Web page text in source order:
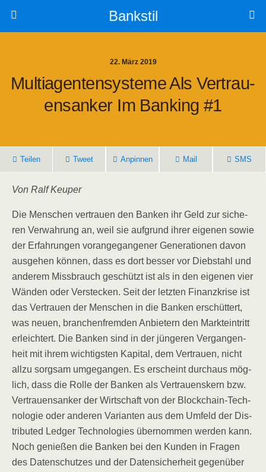
Bankstil
22. März 2019
Mul­ti­agen­ten­sys­te­me Als Ver­trau­
Ens­an­ker Im Ban­king #1
Tei­len Tweet Anpin­nen Mail SMS
Von Ralf Keuper
Die Men­schen ver­trau­en den Ban­ken ihr Geld zur siche­
ren Ver­wah­rung an, weil sie auf­grund ihrer eige­nen sowie
der Erfah­run­gen vor­an­ge­gan­ge­ner Gene­ra­tio­nen davon
aus­ge­hen kön­nen, dass es dort bes­ser vor Dieb­stahl und
ande­rem Miss­brauch geschützt ist als in den eige­nen vier
Wän­den oder Ver­ste­cken. Seit der letz­ten Finanz­kri­se ist
das Ver­trau­en der Men­schen in die Ban­ken erschüt­tert,
was neu­en, bran­chen­frem­den Anbie­tern den Markt­ein­tritt
erleich­tert. Die Ban­ken sind in der jün­ge­ren Ver­gan­gen­
heit mit ihrem wich­tigs­ten Kapi­tal, dem Ver­trau­en, nicht
all­zu sorg­sam umge­gan­gen. Es erscheint durch­aus mög­
lich, dass die Rol­le der Ban­ken als Ver­trau­ens­kern bzw.
Ver­trau­ens­an­ker der Wirt­schaft von der Block­chain-Tech­
no­lo­gie oder ande­ren Vari­an­ten aus dem Umfeld der Dis­
tri­bu­ted Led­ger Tech­no­lo­gies über­nom­men wer­den kann.
Noch genie­ßen die Ban­ken bei den Kun­den in Fra­gen
des Daten­schut­zes und der Daten­si­cher­heit gegen­über